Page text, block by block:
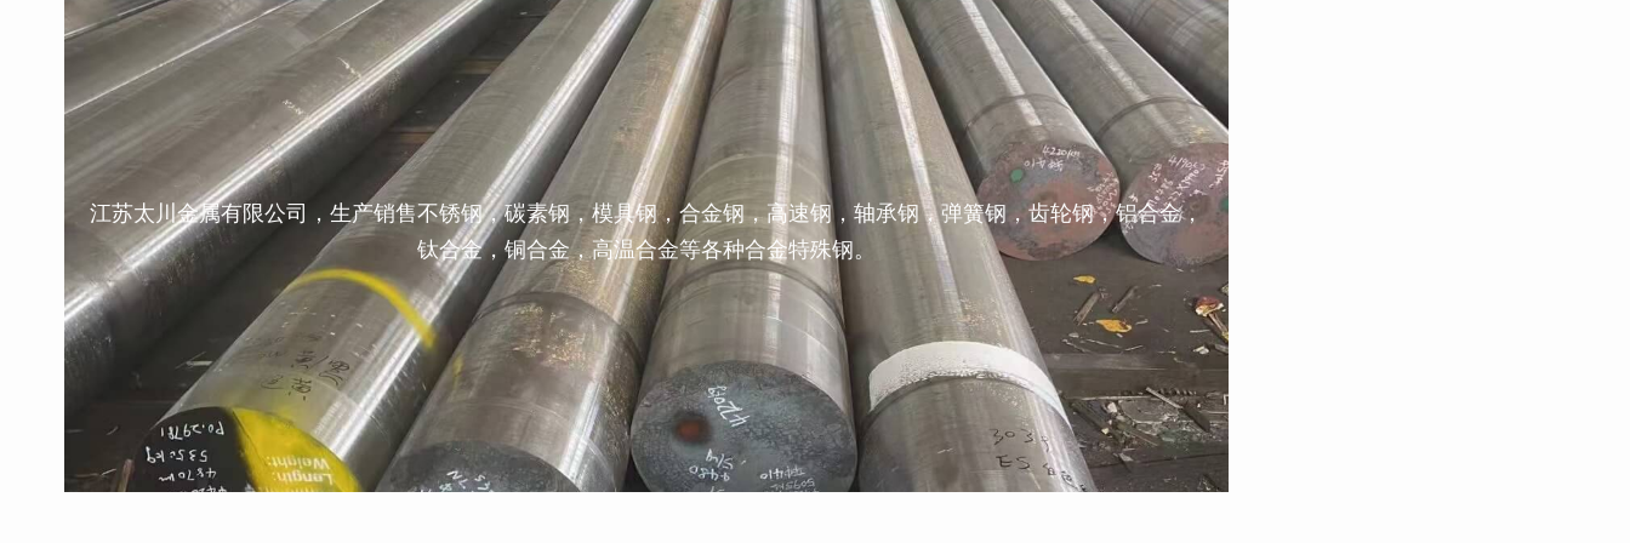
江苏太川金属有限公司，生产销售不锈钢，碳素钢，模具钢，合金钢，高速钢，轴承钢，弹簧钢，齿轮钢，铝合金，
钛合金，铜合金，高温合金等各种合金特殊钢。